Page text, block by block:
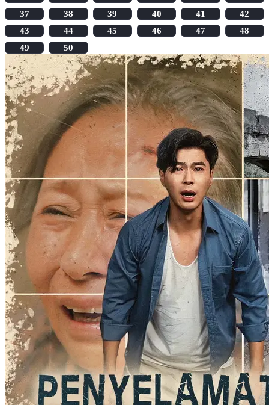
37
38 39 40 41
42
43
44 45 46 47
48
49
50